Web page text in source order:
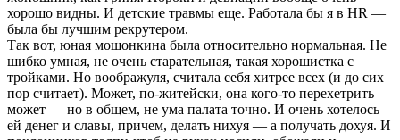
хорошо видны. И детские травмы еще. Работала бы я в HR —
была бы лучшим рекрутером.
Так вот, юная мошонкина была относительно нормальная. Не
шибко умная, не очень старательная, такая хорошистка с
тройками. Но воображуля, считала себя хитрее всех (и до сих
пор считает). Может, по-житейски, она кого-то перехетрить
может — но в общем, не ума палата точно. И очень хотелось
ей денег и славы, причем, делать нихуя — а получать дохуя. И